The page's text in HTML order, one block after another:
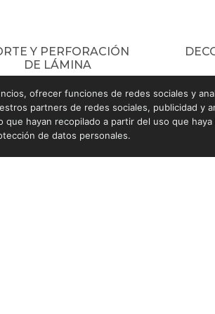
Y PERFORACIÓN
DE LÁMINA
ofrecer funciones de redes sociales y
partners de redes sociales, publicidad y
hayan recopilado a partir del uso que
de datos personales.